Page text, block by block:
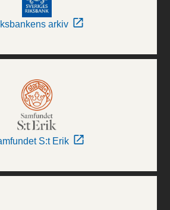
arkiv
S:t Erik